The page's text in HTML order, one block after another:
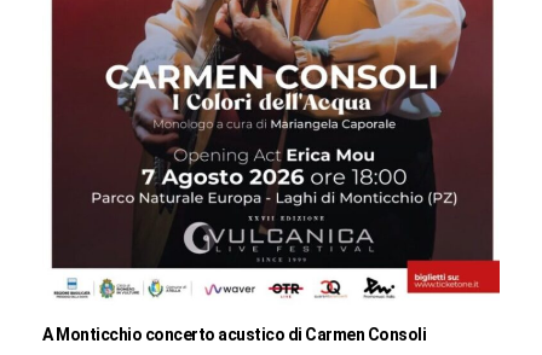
A Monticchio concerto acustico di Carmen Consoli